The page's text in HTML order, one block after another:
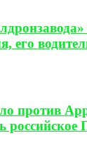
его
против
российское